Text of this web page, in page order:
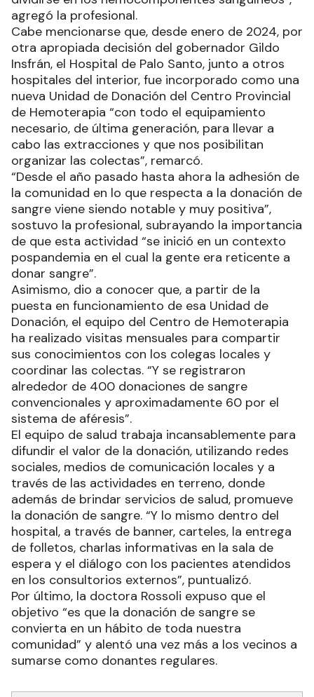
agregó la profesional.
Cabe mencionarse que, desde enero de 2024, por
otra apropiada decisión del gobernador Gildo
Insfrán, el Hospital de Palo Santo, junto a otros
hospitales del interior, fue incorporado como una
nueva Unidad de Donación del Centro Provincial
de Hemoterapia “con todo el equipamiento
necesario, de última generación, para llevar a
cabo las extracciones y que nos posibilitan
organizar las colectas”, remarcó.
“Desde el año pasado hasta ahora la adhesión de
la comunidad en lo que respecta a la donación de
sangre viene siendo notable y muy positiva”,
sostuvo la profesional, subrayando la importancia
de que esta actividad “se inició en un contexto
pospandemia en el cual la gente era reticente a
donar sangre”.
Asimismo, dio a conocer que, a partir de la
puesta en funcionamiento de esa Unidad de
Donación, el equipo del Centro de Hemoterapia
ha realizado visitas mensuales para compartir
sus conocimientos con los colegas locales y
coordinar las colectas. “Y se registraron
alrededor de 400 donaciones de sangre
convencionales y aproximadamente 60 por el
sistema de aféresis”.
El equipo de salud trabaja incansablemente para
difundir el valor de la donación, utilizando redes
sociales, medios de comunicación locales y a
través de las actividades en terreno, donde
además de brindar servicios de salud, promueve
la donación de sangre. “Y lo mismo dentro del
hospital, a través de banner, carteles, la entrega
de folletos, charlas informativas en la sala de
espera y el diálogo con los pacientes atendidos
en los consultorios externos”, puntualizó.
Por último, la doctora Rossoli expuso que el
objetivo “es que la donación de sangre se
convierta en un hábito de toda nuestra
comunidad” y alentó una vez más a los vecinos a
sumarse como donantes regulares.